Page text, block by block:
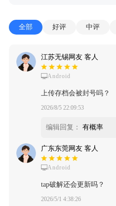
全部 好评 中评
江苏无锡网友 客人
Android
上传存档会被封号吗？
2026/8/5 22:09:53
编辑回复： 有概率
广东东莞网友 客人
Android
tap破解还会更新吗？
2026/5/1 4:38:26